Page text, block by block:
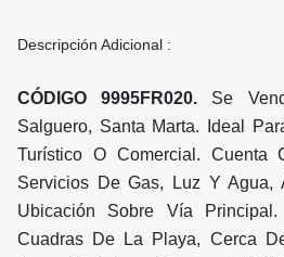
Descripción Adicional :
CÓDIGO 9995FR020. Se
Salguero, Santa Marta. Ideal
Turístico O Comercial. Cuenta
Servicios De Gas, Luz Y Agua,
Ubicación Sobre Vía
Cuadras De La Playa, Cerca